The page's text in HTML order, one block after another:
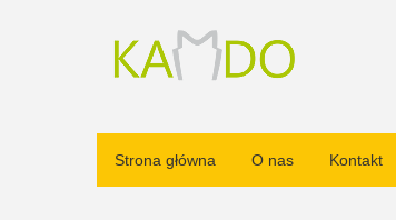
Strona główna O nas Kontakt